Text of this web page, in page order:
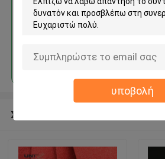
υποβολή
100cm/150cm
Να συνεχίσει
Συνιστώμενα προϊόντα